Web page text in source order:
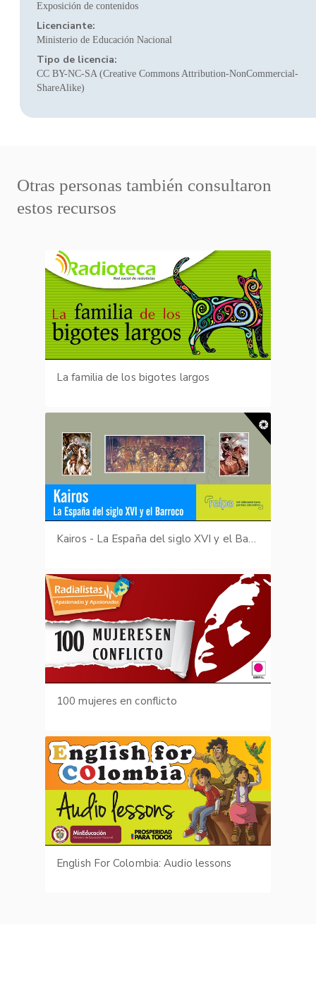
Exposición de contenidos
Licenciante:
Ministerio de Educación Nacional
Tipo de licencia:
CC BY-NC-SA (Creative Commons Attribution-NonCommercial-
ShareAlike)
Otras personas también consultaron
estos recursos
La familia de los bigotes largos
Kairos - La España del siglo XVI y el Barroco
100 mujeres en conflicto
English For Colombia: Audio lessons